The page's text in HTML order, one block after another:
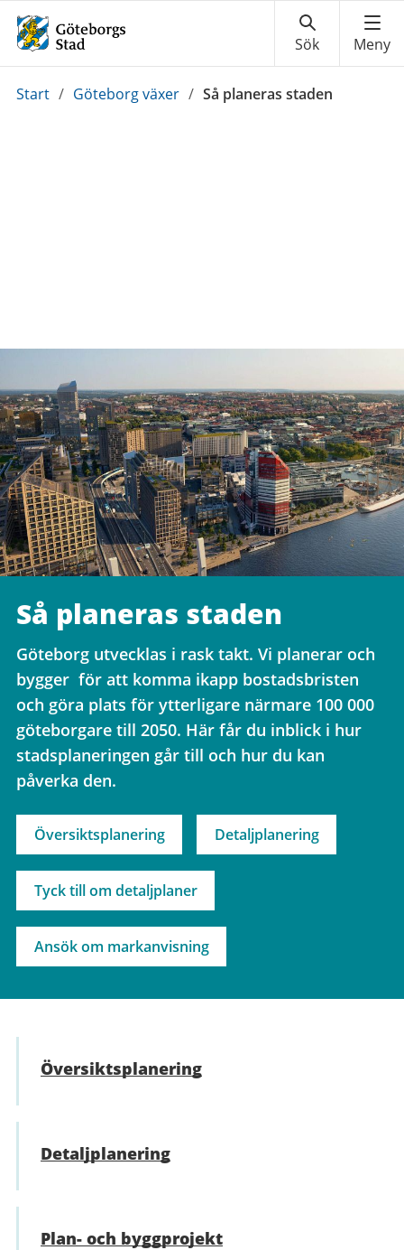
Du
Start / Göteborg växer / Så planeras staden
Så planeras staden
Göteborg utvecklas i rask takt. Vi planerar och
bygger för att komma ikapp bostadsbristen
och göra plats för ytterligare närmare 100 000
göteborgare till 2050. Här får du inblick i hur
stadsplaneringen går till och hur du kan
påverka den.
Översiktsplanering Detaljplanering
Tyck till om detaljplaner
Ansök om markanvisning
Översikts­planering
Detaljplanering
Plan- och byggprojekt